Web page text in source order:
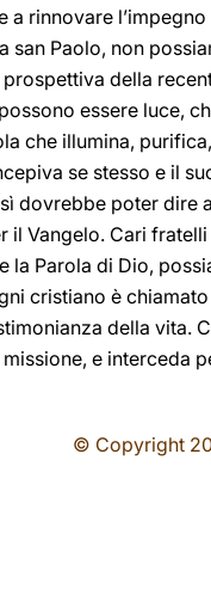
a rinnovare
san Paolo, non
della
essere luce,
che illumina,
se stesso e il
dovrebbe poter dire
Vangelo. Cari
la Parola di Dio,
cristiano è
della vita.
e interceda
© Copyright